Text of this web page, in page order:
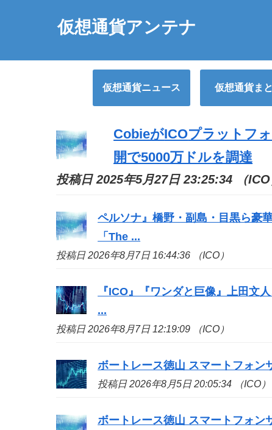
仮想通貨アンテナ
仮想通貨ニュース 仮想通貨ま
CobieがICOプラットフ
開で5000万ドルを調達
投稿日 2025年5月27日 23:25:34 （ICO
ペルソナ』橋野・副島・目黒ら豪
「The ...
投稿日 2026年8月7日 16:44:36 （ICO）
『ICO』『ワンダと巨像』上田文
...
投稿日 2026年8月7日 12:19:09 （ICO）
ボートレース徳山 スマートフォン
投稿日 2026年8月5日 20:05:34 （ICO）
ボートレース徳山 スマートフォン